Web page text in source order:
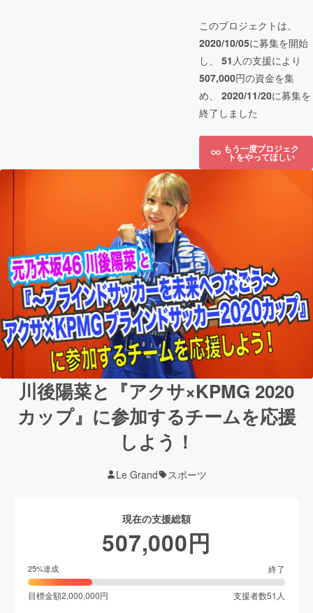
このプロジェクトは、
2020/10/05に募集を開始
し、 51 人の支援により
507,000円の資金を集
め、 2020/11/20に募集を
終了しました
もう一度プロジェク
トをやってほしい
川後陽菜と『アクサ×KPMG 2020
カップ』に参加するチームを応援
しよう！
Le Grand スポーツ
現在の支援総額
507,000円
25%達成 終了
目標金額2,000,000円 支援者数51 人